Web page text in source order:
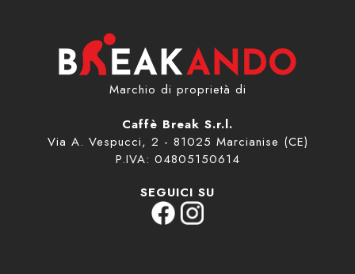
Marchio di proprietà di
Caffè Break S.r.l.
Via A. Vespucci, 2 - 81025 Marcianise (CE)
P.IVA: 04805150614
SEGUICI SU